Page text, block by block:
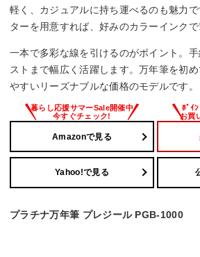
軽く、カジュアルに持ち運べるのも魅力
ターを用意すれば、好みのカラーインクで
一本で多彩な線を引けるのがポイント。
ストまで幅広く活躍します。万年筆を初
やすいリーズナブルな価格のモデルです。
Amazonで見る
Yahoo!で見る
プラチナ万年筆 プレジール PGB-1000